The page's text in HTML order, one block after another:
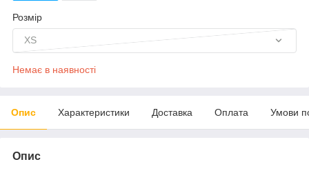
Розмір
XS
Немає в наявності
Опис Характеристики Доставка Оплата Умови
Опис